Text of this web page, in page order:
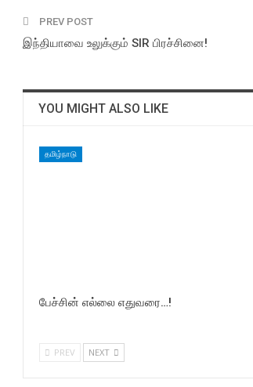
PREV POST
இந்தியாவை உலுக்கும் SIR பிரச்சினை!
YOU MIGHT ALSO LIKE
தமிழ்நாடு
பேச்சின் எல்லை எதுவரை…!
PREV NEXT